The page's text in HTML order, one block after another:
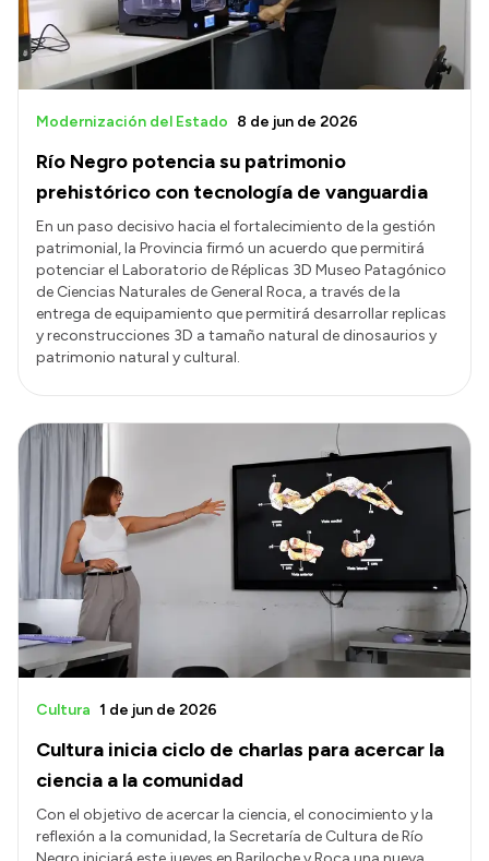
Río Negro potencia su patrimonio
prehistórico con tecnología de vanguardia
Modernización del Estado 8 de jun de 2026
En un paso decisivo hacia el fortalecimiento de la gestión
patrimonial, la Provincia firmó un acuerdo que permitirá
potenciar el Laboratorio de Réplicas 3D Museo Patagónico
de Ciencias Naturales de General Roca, a través de la
entrega de equipamiento que permitirá desarrollar replicas
y reconstrucciones 3D a tamaño natural de dinosaurios y
patrimonio natural y cultural.
Cultura inicia ciclo de charlas para acercar la
ciencia a la comunidad
Cultura 1 de jun de 2026
Con el objetivo de acercar la ciencia, el conocimiento y la
reflexión a la comunidad, la Secretaría de Cultura de Río